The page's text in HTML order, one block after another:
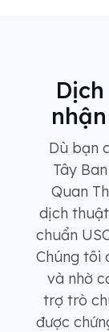
Dù bạn
Tây
Quan
dịch
chuẩn
Chúng tôi
và nhờ
trợ trò
được